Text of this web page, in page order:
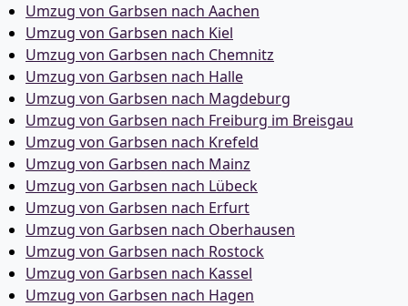
Umzug von Garbsen nach Aachen
Umzug von Garbsen nach Kiel
Umzug von Garbsen nach Chemnitz
Umzug von Garbsen nach Halle
Umzug von Garbsen nach Magdeburg
Umzug von Garbsen nach Freiburg im Breisgau
Umzug von Garbsen nach Krefeld
Umzug von Garbsen nach Mainz
Umzug von Garbsen nach Lübeck
Umzug von Garbsen nach Erfurt
Umzug von Garbsen nach Oberhausen
Umzug von Garbsen nach Rostock
Umzug von Garbsen nach Kassel
Umzug von Garbsen nach Hagen